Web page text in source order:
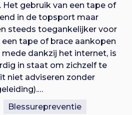
Het gebruik van een tape of
in de topsport maar
steeds toegankelijker voor
een tape of brace aankopen
dankzij het internet, is
in staat om zichzelf te
niet adviseren zonder
Blessurepreventie